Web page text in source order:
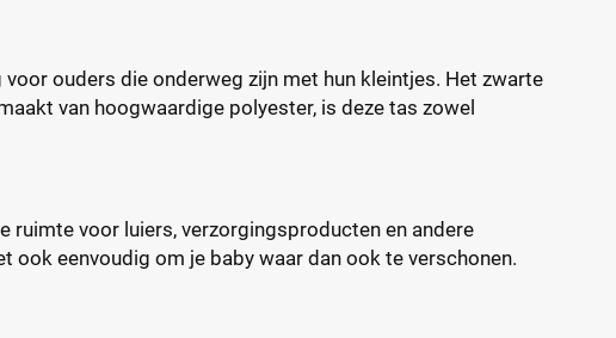
ouders die onderweg zijn met hun kleintjes. Het zwarte
van hoogwaardige polyester, is deze tas zowel
ruimte voor luiers, verzorgingsproducten en andere
eenvoudig om je baby waar dan ook te verschonen.